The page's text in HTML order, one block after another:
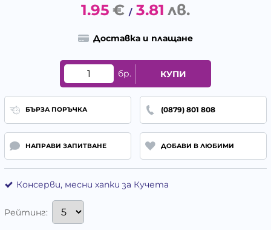
1.95 € / 3.81 лв.
Доставка и плащане
бр. КУПИ
БЪРЗА ПОРЪЧКА (0879) 801 808
НАПРАВИ ЗАПИТВАНЕ ДОБАВИ В ЛЮБИМИ
Консерви, месни хапки за Кучета
Рейтинг: